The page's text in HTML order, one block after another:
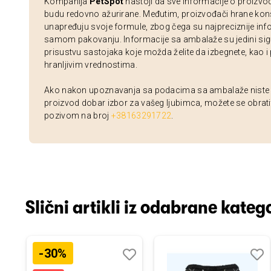
budu redovno ažurirane. Međutim, proizvođači hrane
unapređuju svoje formule, zbog čega su najpreciznije
samom pakovanju. Informacije sa ambalaže su jedini
prisustvu sastojaka koje možda želite da izbegnete, kao
hranljivim vrednostima.
Ako nakon upoznavanja sa podacima sa ambalaže niste
proizvod dobar izbor za vašeg ljubimca, možete se
pozivom na broj +38163291722
Slični artikli iz odabrane
-30%